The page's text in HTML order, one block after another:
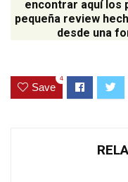
encontrar aquí los
pequeña review
desde una
Save
4